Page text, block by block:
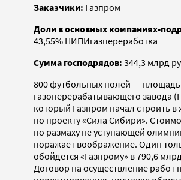
Заказчики: Газпром
Доли в основных компаниях-
43,55% НИПИгазпереработка
Сумма господрядов: 344,3 млрд
800 футбольных полей — площадь
газоперерабатывающего завода
который Газпром начал строить в
по проекту «Сила Сибири».
по размаху не уступающей
поражает воображение. Один
обойдется «Газпрому» в 790,6
Договор на осуществление работ